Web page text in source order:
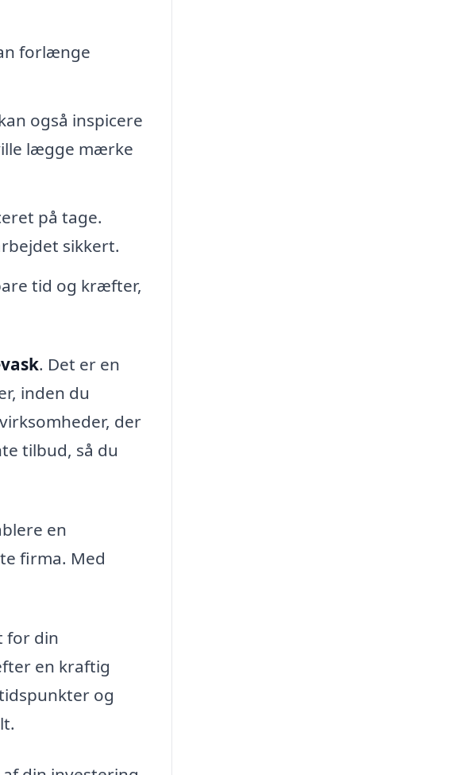
forlænge
også inspicere
lægge mærke
på tage.
sikkert.
tid og kræfter,
. Det er en
inden du
der
tilbud, så du
en
firma. Med
for din
en kraftig
og